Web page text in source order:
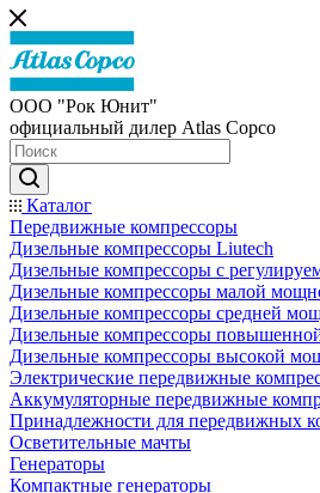
ООО "Рок Юнит"
официальный дилер Atlas Copco
Каталог
Передвижные компрессоры
Дизельные компрессоры Liutech
Дизельные компрессоры с
Дизельные компрессоры малой
Дизельные компрессоры средней
Дизельные компрессоры
Дизельные компрессоры высокой
Электрические передвижные
Аккумуляторные передвижные
Принадлежности для передвижных
Осветительные мачты
Генераторы
Компактные генераторы